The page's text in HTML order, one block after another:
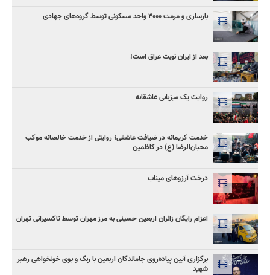
بازسازی و مرمت ۴۰۰۰ واحد مسکونی توسط گروه‌های جهادی
بعد از ایران نوبت عراق است!
روایت یک میزبانی عاشقانه
خدمت کریمانه در ضیافت عاشقی؛ روایتی از خدمت خالصانه موکب
محبان‌الرضا (ع) در کاظمین
درخت آرزوهای میناب
اعزام رایگان زائران اربعین حسینی به مرز مهران توسط تاکسیرانی تهران
برگزاری آیین پیاده‌روی جاماندگان اربعین با رنگ و بوی خونخواهی رهبر
شهید